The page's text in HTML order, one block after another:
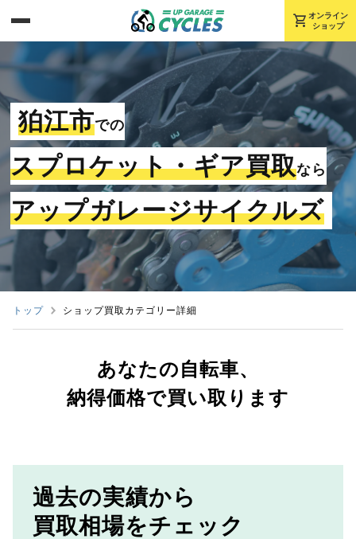
shopping_cart オンライン
ショップ
狛江市での
スプロケット・ギア買取なら
アップガレージサイクルズ
トップ ショップ買取カテゴリー詳細
あなたの自転車、
納得価格で買い取ります
過去の実績から
買取相場をチェック